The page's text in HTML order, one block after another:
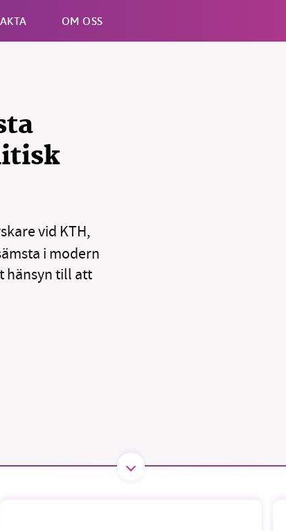
OM OSS
vid KTH,
i modern
hänsyn till att